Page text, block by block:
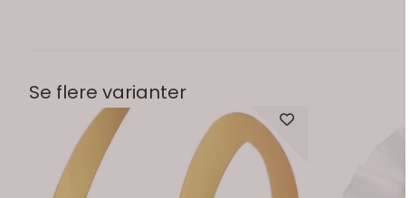
Se flere varianter